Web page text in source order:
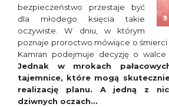
bezpieczeństwo przestaje być
dla młodego księcia takie
oczywiste. W dniu, w którym
poznaje proroctwo mówiące o
Kamran podejmuje decyzję o walce
Jednak w mrokach
tajemnice, które mogą
realizację planu. A jedną z
dziwnych oczach…